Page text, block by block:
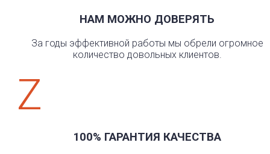
НАМ МОЖНО ДОВЕРЯТЬ
За годы эффективной работы мы обрели огромное
количество довольных клиентов.
Z
100% ГАРАНТИЯ КАЧЕСТВА